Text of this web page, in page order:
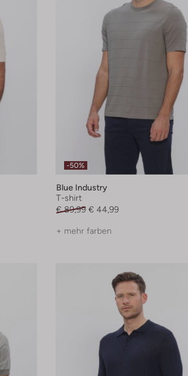
-50%
Blue Industry
T-shirt
€ 89,99 € 44,99
+ mehr farben